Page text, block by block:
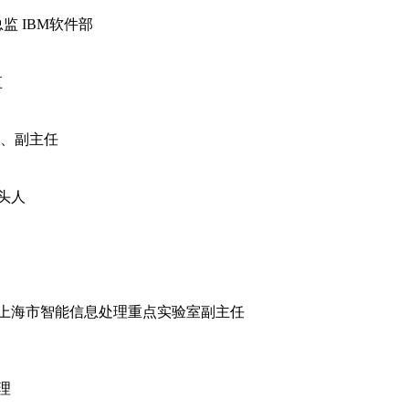
IBM软件部
副主任
人
海市智能信息处理重点实验室副主任